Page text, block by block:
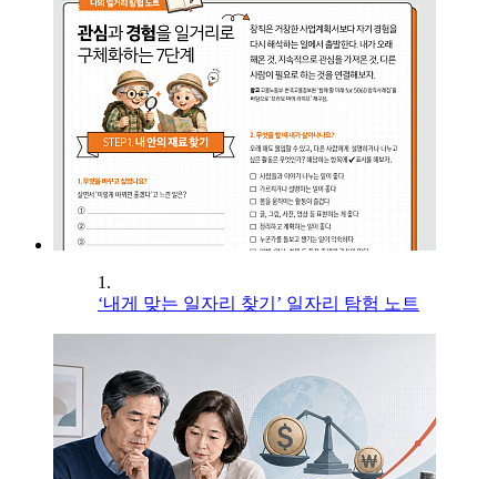
1.
‘내게 맞는 일자리 찾기’ 일자리 탐험 노트